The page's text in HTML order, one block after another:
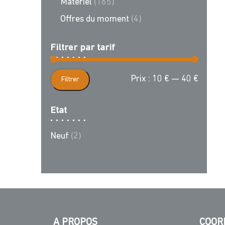
Matériel (165)
Offres du moment (4)
Filtrer par tarif
Prix
Prix
Filtrer Prix : 10 € — 40 €
Etat
Neuf (2)
A PROPOS